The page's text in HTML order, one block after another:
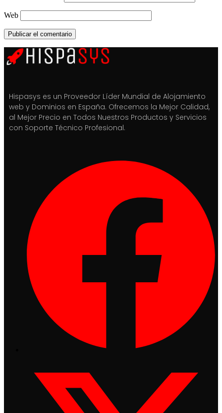
Web
Hispasys es un Proveedor Líder Mundial de Alojamiento
web y Dominios en España. Ofrecemos la Mejor Calidad,
al Mejor Precio en Todos Nuestros Productos y Servicios
con Soporte Técnico Profesional.